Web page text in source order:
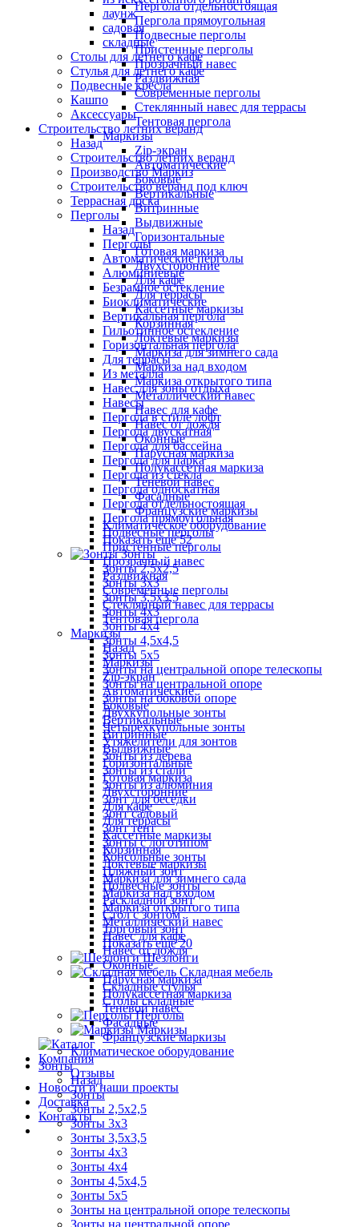
Пергола отдельностоящая
Пергола прямоугольная
Подвесные перголы
Пристенные перголы
Прозрачный навес
Раздвижная
Современные перголы
Стеклянный навес для террасы
Тентовая пергола
Маркизы
Zip-экран
Автоматические
Боковые
Вертикальные
Витринные
Выдвижные
Горизонтальные
Готовая маркиза
Двухсторонние
Для кафе
Для террасы
Кассетные маркизы
Корзинная
Локтевые маркизы
Маркиза для зимнего сада
Маркиза над входом
Маркиза открытого типа
Металлический навес
Навес для кафе
Навес от дождя
Оконные
Парусная маркиза
Полукассетная маркиза
Теневой навес
Фасадные
Французские маркизы
Климатическое оборудование
Показать ещё 52
Зонты
Зонты 2,5х2,5
Зонты 3х3
Зонты 3,5х3,5
Зонты 4х3
Зонты 4х4
Зонты 4,5х4,5
Зонты 5х5
Зонты на центральной опоре телескопы
Зонты на центральной опоре
Зонты на боковой опоре
Двухкупольные зонты
Четырехкупольные зонты
Утяжелители для зонтов
Зонты из дерева
Зонты из стали
Зонты из алюминия
Зонт для беседки
Зонт садовый
Зонт тент
Зонты с логотипом
Консольные зонты
Пляжный зонт
Подвесные зонты
Раскладной зонт
Стол с зонтом
Торговый зонт
Показать ещё 20
Шезлонги
Складная мебель
Складные стулья
Столы складные
Перголы
Маркизы
Компания
Отзывы
Новости и наши проекты
Доставка
Контакты
лаунж
садовая
складные
Столы для летнего кафе
Стулья для летнего кафе
Подвесные кресла
Кашпо
Аксессуары
Строительство летних веранд
Назад
Строительство летних веранд
Производство Маркиз
Строительство веранд под ключ
Террасная доска
Перголы
Назад
Перголы
Автоматические перголы
Алюминиевые
Безрамное остекление
Биоклиматические
Вертикальная пергола
Гильотинное остекление
Горизонтальная пергола
Для террасы
Из металла
Навес для зоны отдыха
Навесы
Пергола в стиле лофт
Пергола двускатная
Пергола для бассейна
Пергола для парка
Пергола из стекла
Пергола односкатная
Пергола отдельностоящая
Пергола прямоугольная
Подвесные перголы
Пристенные перголы
Прозрачный навес
Раздвижная
Современные перголы
Стеклянный навес для террасы
Тентовая пергола
Маркизы
Назад
Маркизы
Zip-экран
Автоматические
Боковые
Вертикальные
Витринные
Выдвижные
Горизонтальные
Готовая маркиза
Двухсторонние
Для кафе
Для террасы
Кассетные маркизы
Корзинная
Локтевые маркизы
Маркиза для зимнего сада
Маркиза над входом
Маркиза открытого типа
Металлический навес
Навес для кафе
Навес от дождя
Оконные
Парусная маркиза
Полукассетная маркиза
Теневой навес
Фасадные
Французские маркизы
Климатическое оборудование
Зонты
Назад
Зонты
Зонты 2,5х2,5
Зонты 3х3
Зонты 3,5х3,5
Зонты 4х3
Зонты 4х4
Зонты 4,5х4,5
Зонты 5х5
Зонты на центральной опоре телескопы
Зонты на центральной опоре